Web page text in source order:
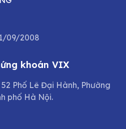
09/2008
khoán VIX
Phố Lê Đại Hành, Phường
phố Hà Nội.